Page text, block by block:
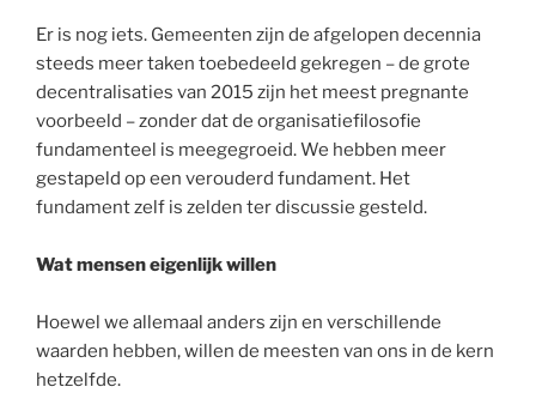
Er is nog iets. Gemeenten zijn de afgelopen decennia
steeds meer taken toebedeeld gekregen – de grote
decentralisaties van 2015 zijn het meest pregnante
voorbeeld – zonder dat de organisatiefilosofie
fundamenteel is meegegroeid. We hebben meer
gestapeld op een verouderd fundament. Het
fundament zelf is zelden ter discussie gesteld.
Wat mensen eigenlijk willen
Hoewel we allemaal anders zijn en verschillende
waarden hebben, willen de meesten van ons in de kern
hetzelfde.